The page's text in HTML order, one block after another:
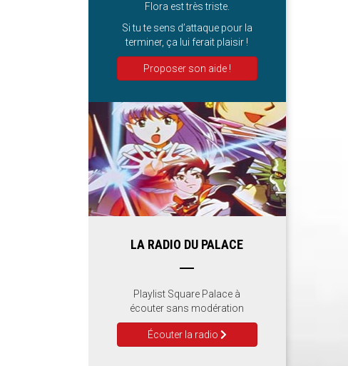
Flora est très triste.
Si tu te sens d’attaque pour la
terminer, ça lui ferait plaisir !
Proposer son aide !
LA RADIO DU PALACE
Playlist Square Palace à
écouter sans modération
Écouter la radio